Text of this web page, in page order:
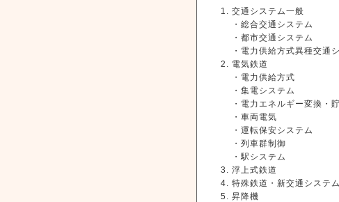
交通システム一般
・総合交通システム
・都市交通システム
・電力供給方式異種
電気鉄道
・電力供給方式
・集電システム
・電力エネルギー変換・
・車両電気
・運転保安システム
・列車群制御
・駅システム
浮上式鉄道
特殊鉄道・新交通システム
昇降機